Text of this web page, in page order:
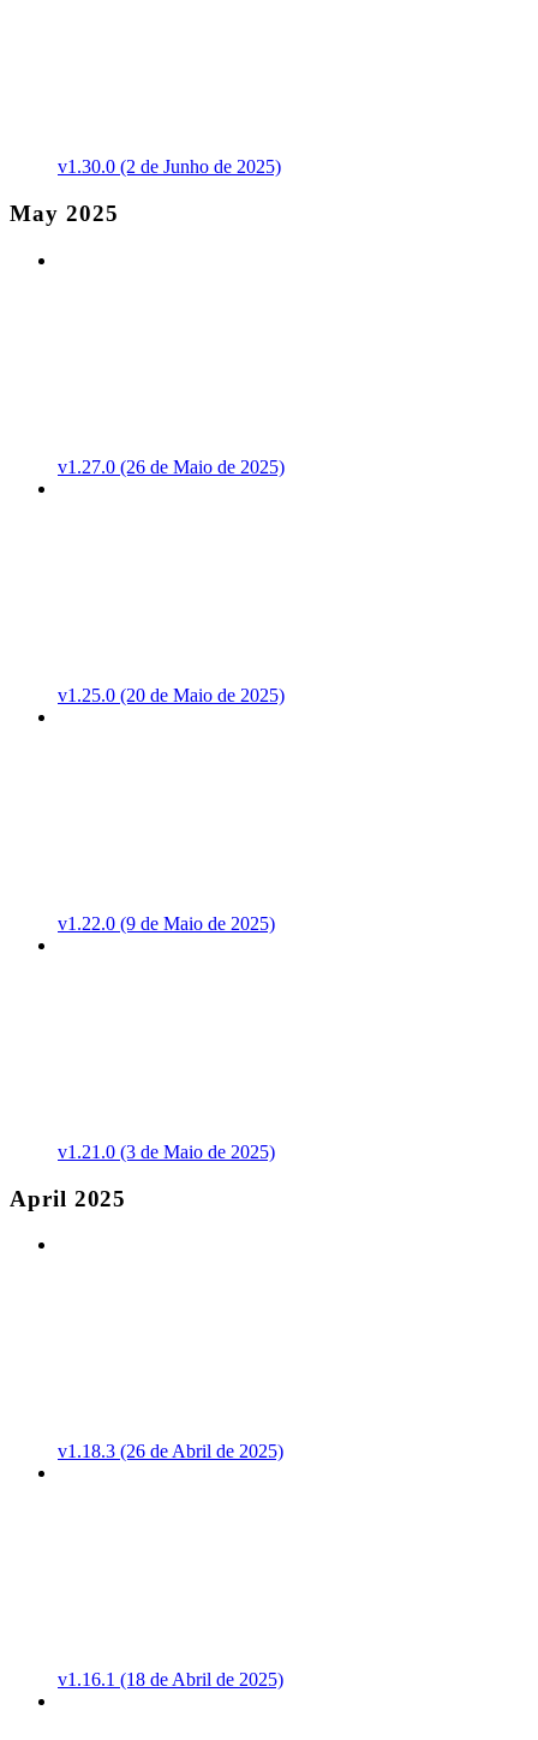
v1.30.0 (2 de Junho de 2025)
May 2025
v1.27.0 (26 de Maio de 2025)
v1.25.0 (20 de Maio de 2025)
v1.22.0 (9 de Maio de 2025)
v1.21.0 (3 de Maio de 2025)
April 2025
v1.18.3 (26 de Abril de 2025)
v1.16.1 (18 de Abril de 2025)